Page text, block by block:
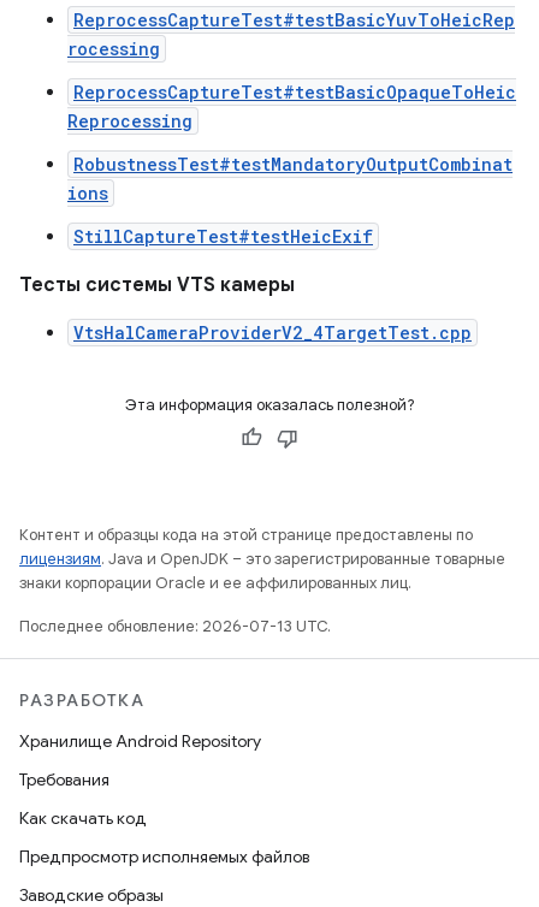
ReprocessCaptureTest#testBasicYuvToHeicRep
rocessing
ReprocessCaptureTest#testBasicOpaqueToHeic
Reprocessing
RobustnessTest#testMandatoryOutputCombinat
ions
StillCaptureTest#testHeicExif
Тесты системы VTS камеры
VtsHalCameraProviderV2_4TargetTest.cpp
Эта информация оказалась полезной?
Контент и образцы кода на этой странице предоставлены по
лицензиям. Java и OpenJDK – это зарегистрированные товарные
знаки корпорации Oracle и ее аффилированных лиц.
Последнее обновление: 2026-07-13 UTC.
РАЗРАБОТКА
Хранилище Android Repository
Требования
Как скачать код
Предпросмотр исполняемых файлов
Заводские образы